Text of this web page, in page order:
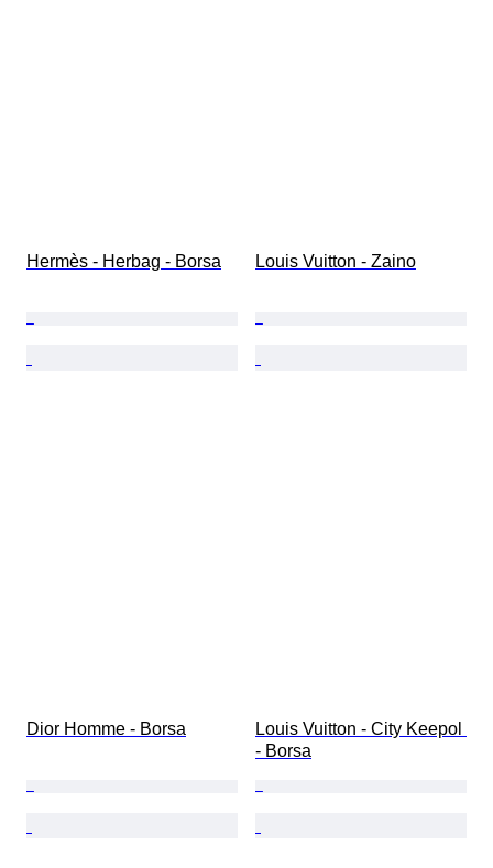
Hermès - Herbag - Borsa Louis Vuitton - Zaino
Dior Homme - Borsa
Louis Vuitton - City Keepol
- Borsa